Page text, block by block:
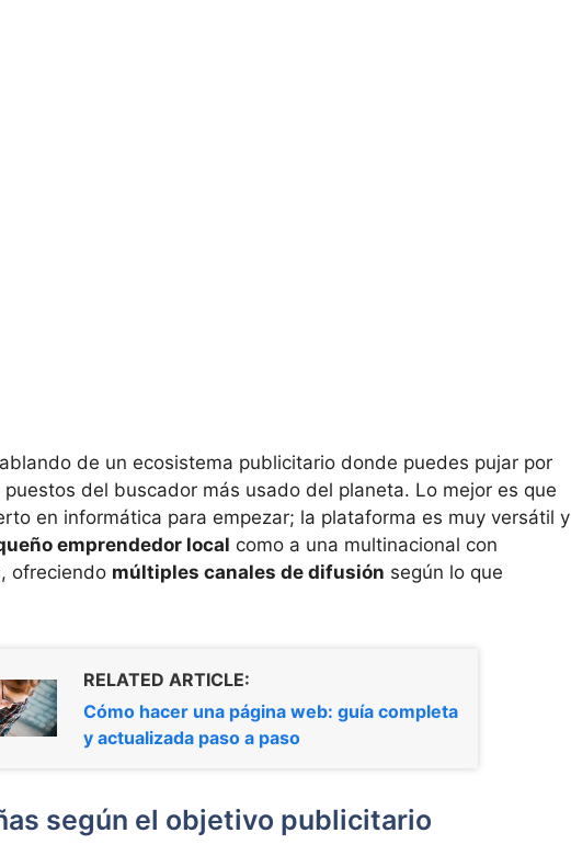
de un ecosistema publicitario donde puedes pujar por
del buscador más usado del planeta. Lo mejor es que
en informática para empezar; la plataforma es muy versátil y
emprendedor local como a una multinacional con
ofreciendo múltiples canales de difusión según lo que
RELATED ARTICLE:
Cómo hacer una página web: guía completa
y actualizada paso a paso
según el objetivo publicitario